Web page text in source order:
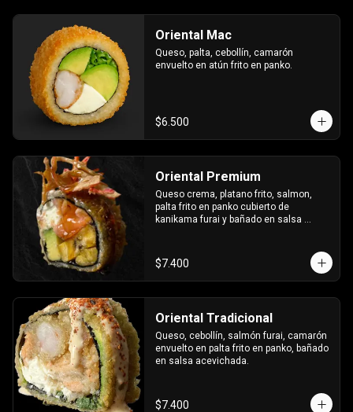
Oriental Mac
Queso, palta, cebollín, camarón
envuelto en atún frito en panko.
$6.500
Oriental Premium
Queso crema, platano frito, salmon,
palta frito en panko cubierto de
kanikama furai y bañado en salsa
$7.400
Oriental Tradicional
Queso, cebollín, salmón furai, camarón
envuelto en palta frito en panko, bañado
en salsa acevichada.
$7.400